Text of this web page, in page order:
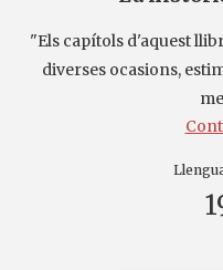
"Els capítols d'aquest
diverses ocasions,